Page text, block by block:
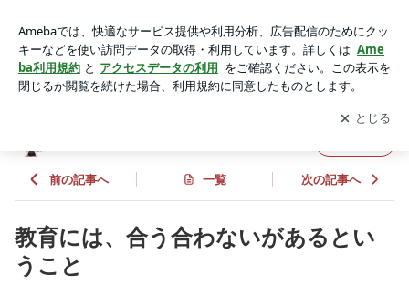
ログ☆
アプリをダウンロードして ブログの更新通知
を受け取りまし
ょう。
開く
前の記事へ 一覧 次の記事へ
教育には、合う合わないがあるとい
うこと